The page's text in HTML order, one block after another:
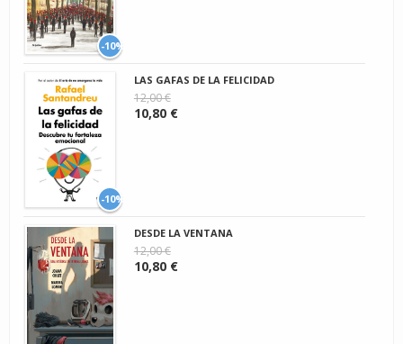
-10%
-10%
LAS GAFAS DE LA FELICIDAD
12,00 €
10,80 €
DESDE LA VENTANA
12,00 €
10,80 €